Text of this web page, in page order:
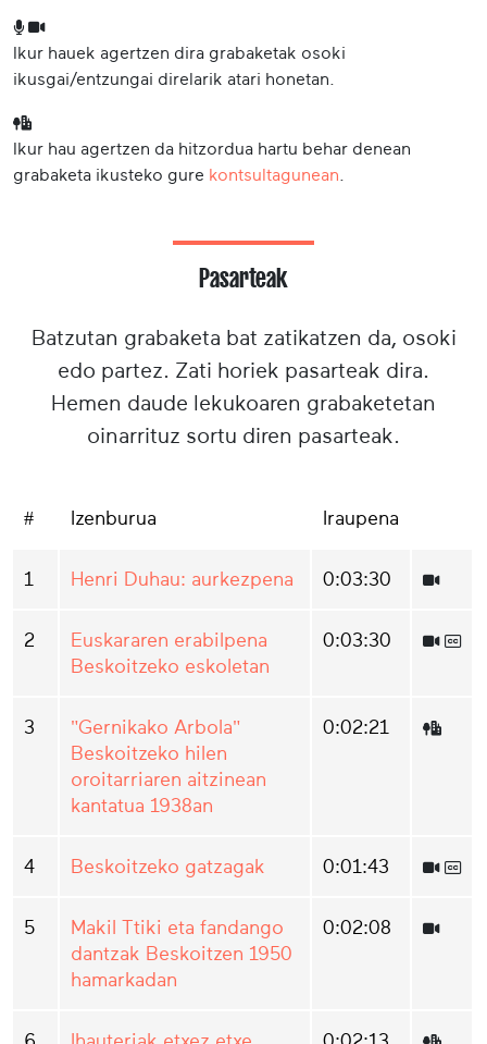
Ikur hauek agertzen dira grabaketak osoki
ikusgai/entzungai direlarik atari honetan.
Ikur hau agertzen da hitzordua hartu behar denean
grabaketa ikusteko gure kontsultagunean
Pasarteak
Batzutan grabaketa bat zatikatzen da, osoki
edo partez. Zati horiek pasarteak dira.
Hemen daude lekukoaren grabaketetan
oinarrituz sortu diren pasarteak.
# Izenburua Iraupena
1 Henri Duhau: aurkezpena 0:03:30
2
Euskararen erabilpena
Beskoitzeko eskoletan
0:03:30
3
"Gernikako Arbola"
Beskoitzeko hilen
oroitarriaren aitzinean
kantatua 1938an
0:02:21
4 Beskoitzeko gatzagak 0:01:43
5
Makil Ttiki eta fandango
dantzak Beskoitzen 1950
hamarkadan
0:02:08